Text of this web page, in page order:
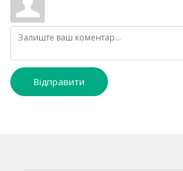
Відправити